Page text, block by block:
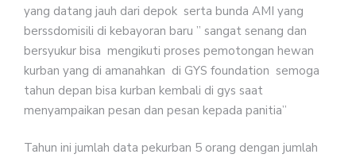
yang datang jauh dari depok serta bunda AMI yang
berssdomisili di kebayoran baru ” sangat senang dan
bersyukur bisa mengikuti proses pemotongan hewan
kurban yang di amanahkan di GYS foundation semoga
tahun depan bisa kurban kembali di gys saat
menyampaikan pesan dan pesan kepada panitia”
Tahun ini jumlah data pekurban 5 orang dengan jumlah